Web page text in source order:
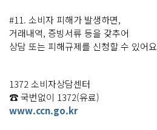
#11. 소비자 피해가 발생하면,
거래내역, 증빙서류 등을 갖추어
상담 또는 피해규제를 신청할 수 있어요
1372 소비자상담센터
☎ 국번없이 1372(유료)
www.ccn.go.kr